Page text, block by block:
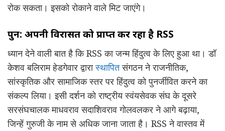
रोक सकता। इसको रोकाने वाले मिट जाएंगे।
पुन: अपनी विरासत को प्राप्त कर रहा है RSS
ध्यान देने वाली बात है कि RSS का जन्म हिंदुत्व के लिए हुआ था। डॉ
केशव बलिराम हेडगेवार द्वारास्थापितसंगठन ने राजनीतिक,
सांस्कृतिक और सामाजिक स्तर पर हिंदुत्व को पुनर्जीवित करने का
संकल्प लिया। इसी दर्शन को राष्ट्रीय स्वंयसेवक संघ के दूसरे
सरसंघचालक माधवराव सदाशिवराव गोलवलकर ने आगे बढ़ाया,
जिन्हें गुरुजी के नाम से अधिक जाना जाता है। RSS ने वास्तव में